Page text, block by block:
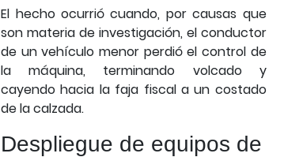
El hecho ocurrió cuando, por causas que
son materia de investigación, el conductor
de un vehículo menor perdió el control de
la máquina, terminando volcado y
cayendo hacia la faja fiscal a un costado
de la calzada.
Despliegue de equipos de